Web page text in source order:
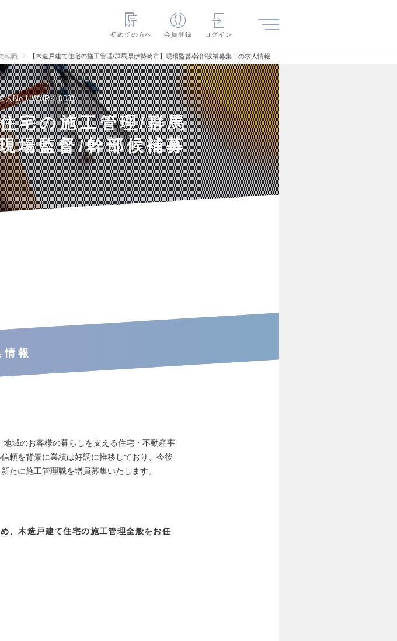
初めての方へ
会員登録 ログイン
転職 【木造戸建て住宅の施工管理/群馬県伊勢崎市】現場監督/幹部候補募集！の求人情報
人No.UWURK-003
宅の施工管理/群馬
場監督/幹部候補募
情報
域のお客様の暮らしを支える住宅・不動産事
頼を背景に業績は好調に推移しており、今後
たに施工管理職を増員募集いたします。
、木造戸建て住宅の施工管理全般をお任